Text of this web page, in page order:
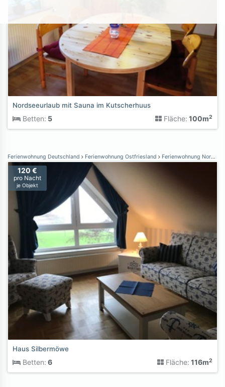
Nordseeurlaub mit Sauna im Kutscherhuus
Betten: 5 Fläche: 100m2
Ferienwohnung Deutschland Ferienwohnung Ostfriesland Ferienwohnung Norden Norddeich
120 €
pro Nacht
je Objekt
Haus Silbermöwe
Betten: 6 Fläche: 116m2